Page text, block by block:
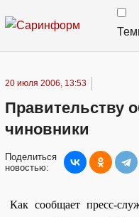
20 июля 2006, 13:53
Правительству
чиновники
Поделиться
новостью:
Как сообщает пресс-